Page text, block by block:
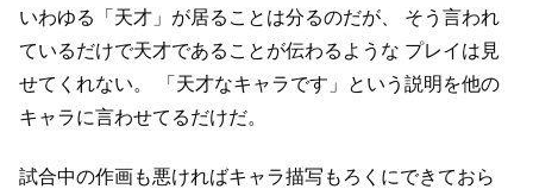
いわゆる「天才」が居ることは分るのだが、
そう言われ
ているだけで天才であることが伝わるような プレイは見
せてくれない。
「天才なキャラです」という説明を他の
キャラに言わせてるだけだ。
試合中の作画も悪ければキャラ描写もろくにできておら